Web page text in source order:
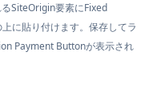
SiteOrigin要素にFixed
に貼り付けます。保存してラ
Payment Buttonが表示され